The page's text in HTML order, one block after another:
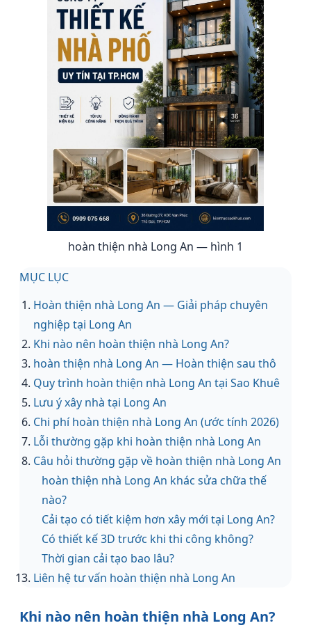
hoàn thiện nhà Long An — hình 1
MỤC LỤC
Hoàn thiện nhà Long An — Giải pháp chuyên
nghiệp tại Long An
Khi nào nên hoàn thiện nhà Long An?
hoàn thiện nhà Long An — Hoàn thiện sau thô
Quy trình hoàn thiện nhà Long An tại Sao Khuê
Lưu ý xây nhà tại Long An
Chi phí hoàn thiện nhà Long An (ước tính 2026)
Lỗi thường gặp khi hoàn thiện nhà Long An
Câu hỏi thường gặp về hoàn thiện nhà Long An
hoàn thiện nhà Long An khác sửa chữa thế
nào?
Cải tạo có tiết kiệm hơn xây mới tại Long An?
Có thiết kế 3D trước khi thi công không?
Thời gian cải tạo bao lâu?
Liên hệ tư vấn hoàn thiện nhà Long An
Khi nào nên hoàn thiện nhà Long An?